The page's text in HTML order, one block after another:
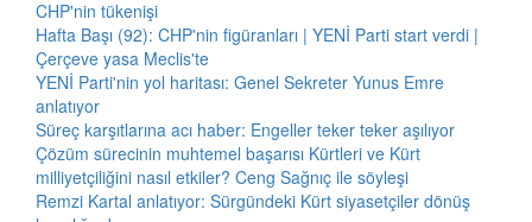
CHP'nin tükenişi
Hafta Başı (92): CHP'nin figüranları | YENİ Parti start verdi |
Çerçeve yasa Meclis'te
YENİ Parti'nin yol haritası: Genel Sekreter Yunus Emre
anlatıyor
Süreç karşıtlarına acı haber: Engeller teker teker aşılıyor
Çözüm sürecinin muhtemel başarısı Kürtleri ve Kürt
milliyetçiliğini nasıl etkiler? Ceng Sağnıç ile söyleşi
Remzi Kartal anlatıyor: Sürgündeki Kürt siyasetçiler dönüş